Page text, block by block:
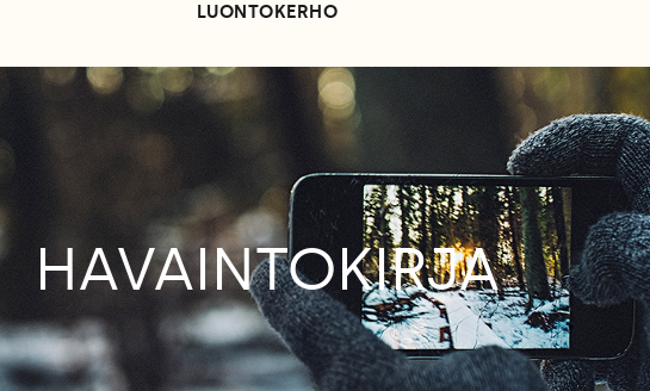
LUONTOKERHO
HAVAINTOKIRJA